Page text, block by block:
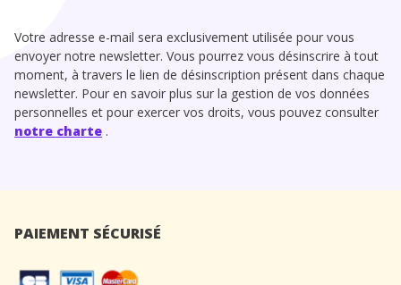
Votre adresse e-mail sera exclusivement utilisée pour vous
envoyer notre newsletter. Vous pourrez vous désinscrire à tout
moment, à travers le lien de désinscription présent dans chaque
newsletter. Pour en savoir plus sur la gestion de vos données
personnelles et pour exercer vos droits, vous pouvez consulter
notre charte .
PAIEMENT SÉCURISÉ